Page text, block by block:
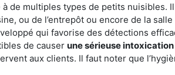
de multiples types de petits nuisibles.
ou de l’entrepôt ou encore de la
qui favorise des détections
de causer une sérieuse
aux clients. Il faut noter que